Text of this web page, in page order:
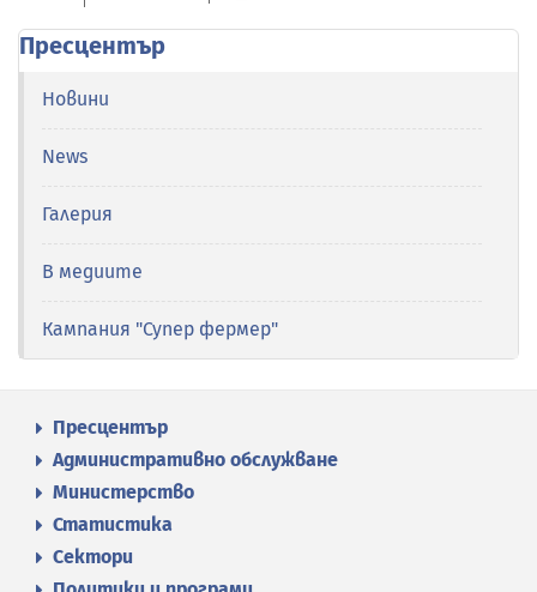
Пресцентър
Новини
News
Галерия
В медиите
Кампания "Супер фермер"
Пресцентър
Административно обслужване
Министерство
Статистика
Сектори